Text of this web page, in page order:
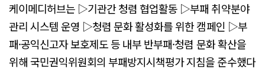
케이메디허브는 ▷기관간 청렴 협업활동 ▷부패 취약분야
관리 시스템 운영 ▷청렴 문화 활성화를 위한 캠페인 ▷부
패·공익신고자 보호제도 등 내부 반부패·청렴 문화 확산을
위해 국민권익위원회의 부패방지시책평가 지침을 준수했다